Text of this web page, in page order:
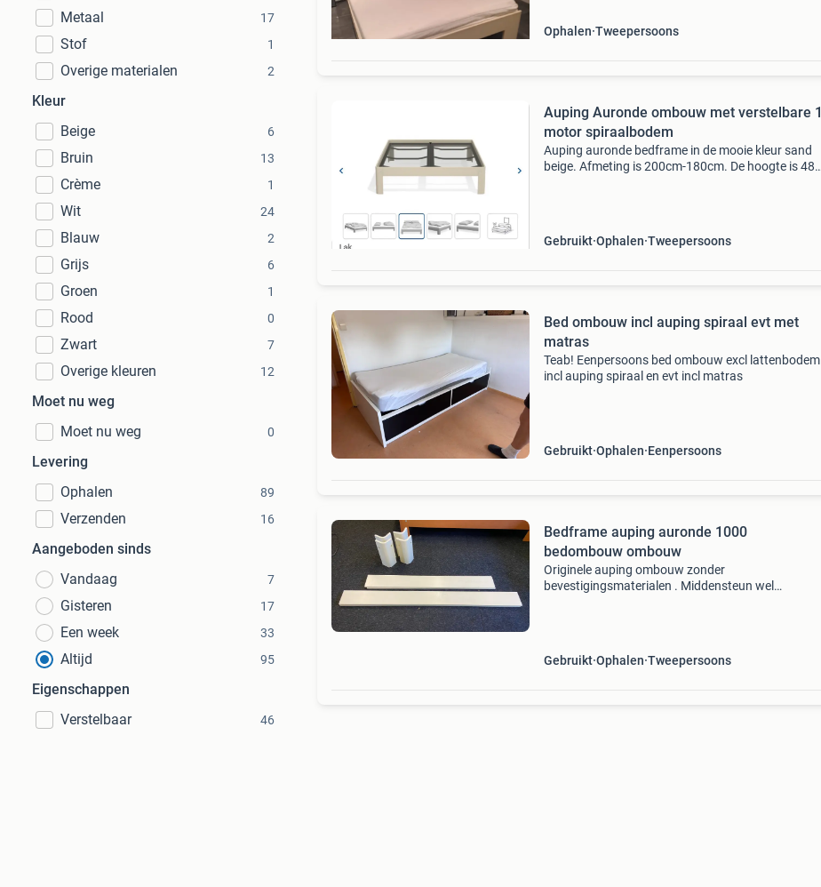
Metaal 17
Stof 1
Overige materialen 2
Kleur
Beige
6
Bruin 13
Crème 1
Wit 24
Blauw 2
Grijs 6
Groen 1
Rood 0
Zwart 7
Overige kleuren 12
Moet nu weg
Moet nu weg
0
Levering
Ophalen
89
Verzenden 16
Aangeboden sinds
Vandaag
7
Gisteren 17
Een week 33
Altijd 95
Eigenschappen
Verstelbaar
46
Ophalen Tweepersoons
Auping Auronde ombouw met verstelbare 1
motor spiraalbodem
Auping auronde bedframe in de mooie kleur sand
beige. Afmeting is 200cm-180cm. De hoogte is 48
Gebruikt Ophalen Tweepersoons
Bed ombouw incl auping spiraal evt met
matras
Teab! Eenpersoons bed ombouw excl lattenbodem
incl auping spiraal en evt incl matras
Gebruikt Ophalen Eenpersoons
Bedframe auping auronde 1000
bedombouw ombouw
Originele auping ombouw zonder
bevestigingsmaterialen . Middensteun wel
Gebruikt Ophalen Tweepersoons